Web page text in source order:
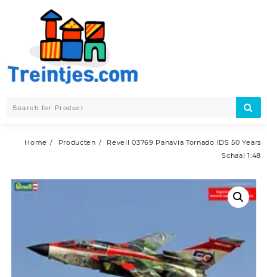
Home Producten
Revell 03769 Panavia Tornado IDS 50 Years
Schaal 1:48